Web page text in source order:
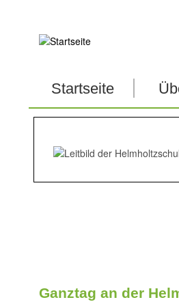
User
menu
Startseite
Ganztag an der